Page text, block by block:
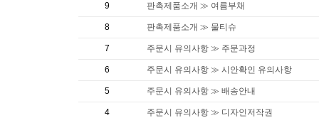
9 판촉제품소개 ≫ 여름부채
8 판촉제품소개 ≫ 물티슈
7 주문시 유의사항 ≫ 주문과정
6 주문시 유의사항 ≫ 시안확인 유의사항
5 주문시 유의사항 ≫ 배송안내
4 주문시 유의사항 ≫ 디자인저작권